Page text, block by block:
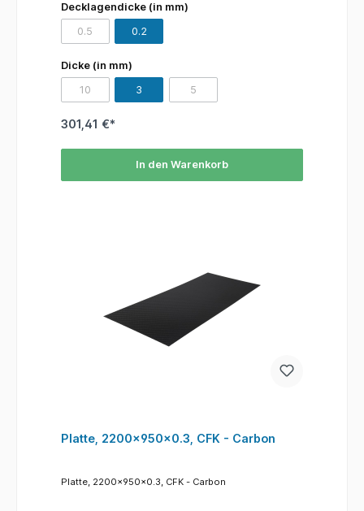
Decklagendicke (in mm)
0.5(Diese Option ist zurzeit nicht verfügbar.)
0.2
Dicke (in mm)
10(Diese Option ist zurzeit nicht verfügbar.)
3 5(Diese Option ist zurzeit nicht
301,41 €*
In den Warenkorb
Platte, 2200x950x0.3, CFK - Carbon
Platte, 2200x950x0.3, CFK - Carbon